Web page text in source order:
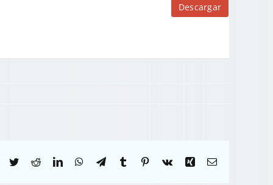
Descargar
Facebook
TwitterRedditLinkedInWhatsApp
TelegramTumblr Pinterest
Vk Xing Correo